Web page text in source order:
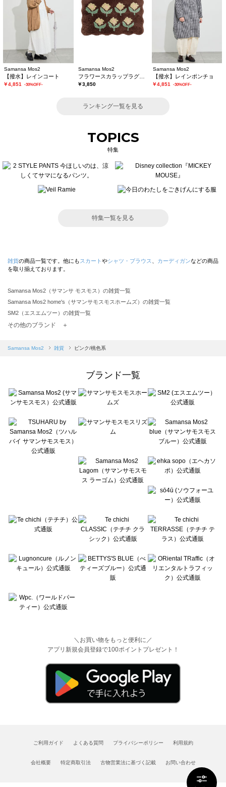
Samansa Mos2
【撥水】レインコート
￥4,851 -30%OFF-
Samansa Mos2
￥3,850
Samansa Mos2
【撥水】レインポンチョ
￥4,851 -30%OFF-
ランキング一覧を見る
TOPICS
特集
特集一覧を見る
雑貨の商品一覧です。他にも スカート やシャツ・ブラウス カーディガンなどの商品
を取り揃えております。
Samansa Mos2（サマンサ モスモス）の雑貨一覧
Samansa Mos2 home's（サマンサモスモスホームズ）の雑貨一覧
SM2（エスエムツー）の雑貨一覧
TSUHARU by Samansa Mos2（ツハルバイサマンサモスモス）の雑貨一覧
Samansa Mos2 blue（サマンサモスモス ブルー）の雑貨一覧
sō4ū（ソウフォーユー）の雑貨一覧
Te chichi（テチチ）の雑貨一覧
Te chichi CLASSIC（テチチ クラシック）の雑貨一覧
Lugnoncure（ルノンキュール）の雑貨一覧
BETTY'S BLUE（べティーズブルー）の雑貨一覧
Wpc.（ワールドパーティー）の雑貨一覧
その他のブランド ＋
Samansa Mos2 雑貨 ピンク/桃色系
ブランド一覧
＼お買い物をもっと便利に／
アプリ新規会員登録で100ポイントプレゼント！
ご利用ガイド よくある質問 プライバシーポリシー 利用規約
会社概要 特定商取引法 古物営業法に基づく記載 お問い合わせ